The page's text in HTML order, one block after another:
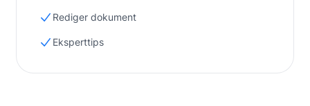
Rediger dokument
Eksperttips